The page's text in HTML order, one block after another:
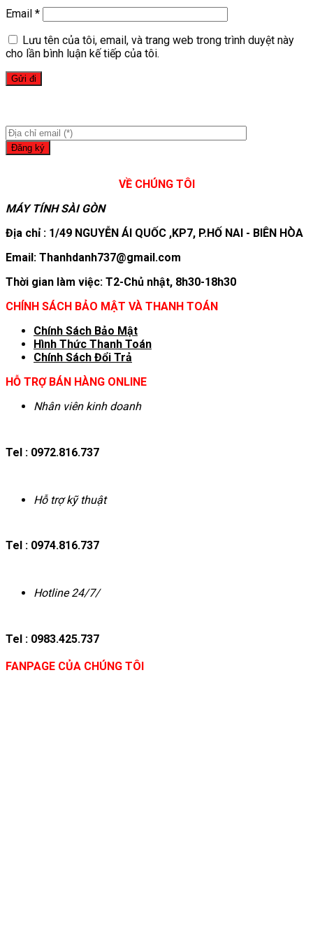
Email *
Lưu tên của tôi, email, và trang web trong trình duyệt này
cho lần bình luận kế tiếp của tôi.
VỀ CHÚNG TÔI
MÁY TÍNH SÀI GÒN
Địa chỉ : 1/49 NGUYỄN ÁI QUỐC ,KP7, P.HỐ NAI - BIÊN HÒA
Email: Thanhdanh737@gmail.com
Thời gian làm việc: T2-Chủ nhật, 8h30-18h30
CHÍNH SÁCH BẢO MẬT VÀ THANH TOÁN
Chính Sách Bảo Mật
Hình T hức Thanh Toán
Chính Sách Đổi Trả
HỖ TRỢ BÁN HÀNG ONLINE
Nhân viên kinh doanh
Tel : 0972.816.737
Hỗ trợ kỹ thuật
Tel : 0974.816.737
Hotline 24/7/
Tel : 0983.425.737
FANPAGE CỦA CHÚNG TÔI